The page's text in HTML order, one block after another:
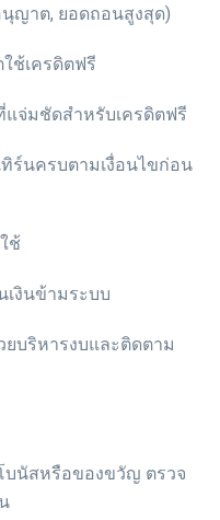
นุญาต, ยอดถอนสูงสุด)
ช้เครดิตฟรี
แจ่มชัดสำหรับเครดิตฟรี
ทิร์นครบตามเงื่อนไขก่อน
ช้
เงินข้ามระบบ
ยบริหารงบและติดตาม
บนัสหรือของขวัญ ตรวจ